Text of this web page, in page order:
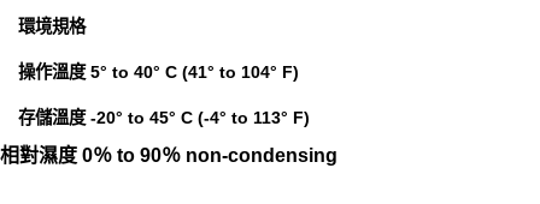
環境規格
操作溫度 5° to 40° C (41° to 104° F)
存儲溫度 -20° to 45° C (-4° to 113° F)
相對濕度 0％ to 90％ non‑condensing